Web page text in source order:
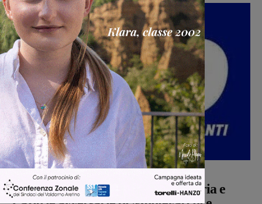
Da Toscana, Emilia Romgna, Umbria e